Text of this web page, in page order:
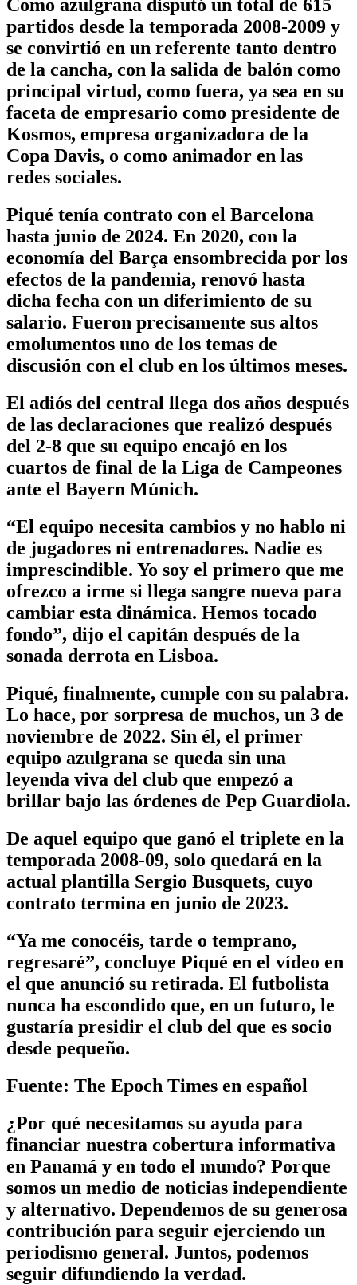
Como azulgrana disputó un total de 615
partidos desde la temporada 2008-2009 y
se convirtió en un referente tanto dentro
de la cancha, con la salida de balón como
principal virtud, como fuera, ya sea en su
faceta de empresario como presidente de
Kosmos, empresa organizadora de la
Copa Davis, o como animador en las
redes sociales.
Piqué tenía contrato con el Barcelona
hasta junio de 2024. En 2020, con la
economía del Barça ensombrecida por los
efectos de la pandemia, renovó hasta
dicha fecha con un diferimiento de su
salario. Fueron precisamente sus altos
emolumentos uno de los temas de
discusión con el club en los últimos meses.
El adiós del central llega dos años después
de las declaraciones que realizó después
del 2-8 que su equipo encajó en los
cuartos de final de la Liga de Campeones
ante el Bayern Múnich.
“El equipo necesita cambios y no hablo ni
de jugadores ni entrenadores. Nadie es
imprescindible. Yo soy el primero que me
ofrezco a irme si llega sangre nueva para
cambiar esta dinámica. Hemos tocado
fondo”, dijo el capitán después de la
sonada derrota en Lisboa.
Piqué, finalmente, cumple con su palabra.
Lo hace, por sorpresa de muchos, un 3 de
noviembre de 2022. Sin él, el primer
equipo azulgrana se queda sin una
leyenda viva del club que empezó a
brillar bajo las órdenes de Pep Guardiola.
De aquel equipo que ganó el triplete en la
temporada 2008-09, solo quedará en la
actual plantilla Sergio Busquets, cuyo
contrato termina en junio de 2023.
“Ya me conocéis, tarde o temprano,
regresaré”, concluye Piqué en el vídeo en
el que anunció su retirada. El futbolista
nunca ha escondido que, en un futuro, le
gustaría presidir el club del que es socio
desde pequeño.
Fuente: The Epoch Times en español
¿Por qué necesitamos su ayuda para
financiar nuestra cobertura informativa
en Panamá y en todo el mundo? Porque
somos un medio de noticias independiente
y alternativo. Dependemos de su generosa
contribución para seguir ejerciendo un
periodismo general. Juntos, podemos
seguir difundiendo la verdad.